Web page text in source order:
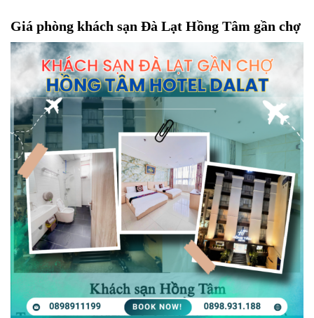
Giá phòng khách sạn Đà Lạt Hồng Tâm gần chợ